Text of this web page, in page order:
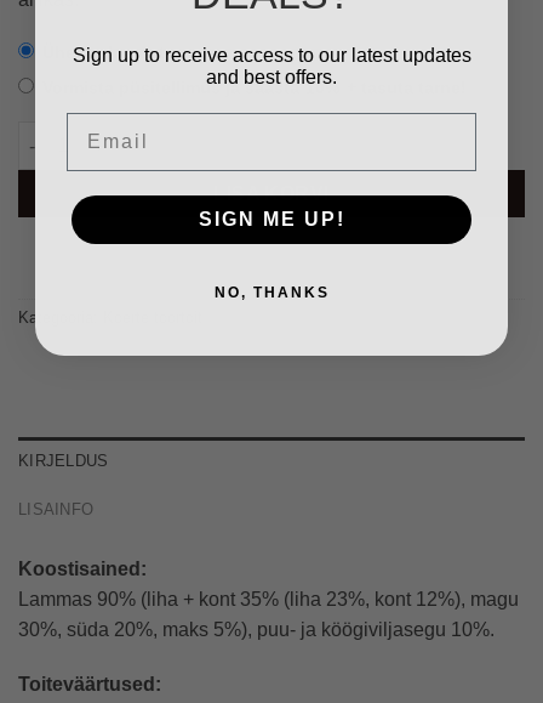
Ühekordne ost
Vormista püsitellimus ja säästa10%
Lammas MONO, 20kg (1kg tuub) kogus
LISA KORVI
Kategooria:
KIRJELDUS
LISAINFO
Koostisained:
Lammas 90% (liha + kont 35% (liha 23%, kont 12%), magu
30%, süda 20%, maks 5%), puu- ja köögiviljasegu 10%.
Toiteväärtused:
Sign up to receive access to our latest updates
and best offers.
SIGN ME UP!
NO, THANKS